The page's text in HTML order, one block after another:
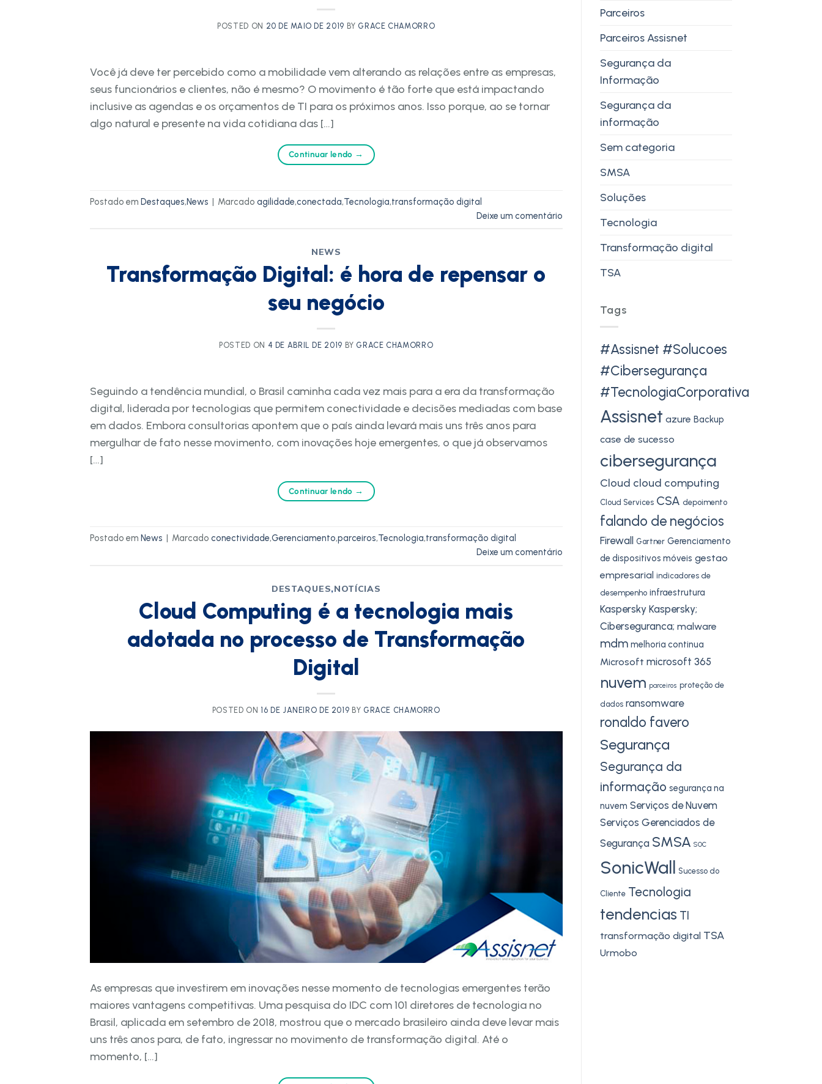
POSTED ON 20 DE MAIO DE 2019 BY GRACE CHAMORRO
Você já deve ter percebido como a mobilidade vem alterando as relações entre as empresas,
seus funcionários e clientes, não é mesmo? O movimento é tão forte que está impactando
inclusive as agendas e os orçamentos de TI para os próximos anos. Isso porque, ao se tornar
algo natural e presente na vida cotidiana das […]
Continuar lendo →
Postado em Destaques,News | Marcado agilidade,conectada,Tecnologia,transformação digital
Deixe um comentário
NEWS
Transformação Digital: é hora de repensar o
seu negócio
POSTED ON 4 DE ABRIL DE 2019 BY GRACE CHAMORRO
Seguindo a tendência mundial, o Brasil caminha cada vez mais para a era da transformação
digital, liderada por tecnologias que permitem conectividade e decisões mediadas com base
em dados. Embora consultorias apontem que o país ainda levará mais uns três anos para
mergulhar de fato nesse movimento, com inovações hoje emergentes, o que já observamos
[…]
Continuar lendo →
Postado em News | Marcado conectividade,Gerenciamento,parceiros,Tecnologia,transformação digital
Deixe um comentário
DESTAQUES,NOTÍCIAS
Cloud Computing é a tecnologia mais
adotada no processo de Transformação
Digital
POSTED ON 16 DE JANEIRO DE 2019 BY GRACE CHAMORRO
As empresas que investirem em inovações nesse momento de tecnologias emergentes terão
maiores vantagens competitivas. Uma pesquisa do IDC com 101 diretores de tecnologia no
Brasil, aplicada em setembro de 2018, mostrou que o mercado brasileiro ainda deve levar mais
uns três anos para, de fato, ingressar no movimento de transformação digital. Até o
momento, […]
Parceiros
Parceiros Assisnet
Segurança da
Informação
Segurança da
informação
Sem categoria
SMSA
Soluções
Tecnologia
Transformação digital
TSA
Tags
#Assisnet #Solucoes
#Cibersegurança
#TecnologiaCorporativa
Assisnet azure Backup
case de sucesso
cibersegurança
Cloud cloud computing
Cloud Services CSA depoimento
falando de negócios
Firewall Gartner Gerenciamento
de dispositivos móveis gestao
empresarial indicadores de
desempenho infraestrutura
Kaspersky Kaspersky;
Ciberseguranca; malware
mdm melhoria continua
Microsoft microsoft 365
nuvem parceiros proteção de
dados ransomware
ronaldo favero
Segurança
Segurança da
informação segurança na
nuvem Serviços de Nuvem
Serviços Gerenciados de
Segurança SMSA SOC
SonicWall Sucesso do
Cliente Tecnologia
tendencias TI
transformação digital TSA
Urmobo